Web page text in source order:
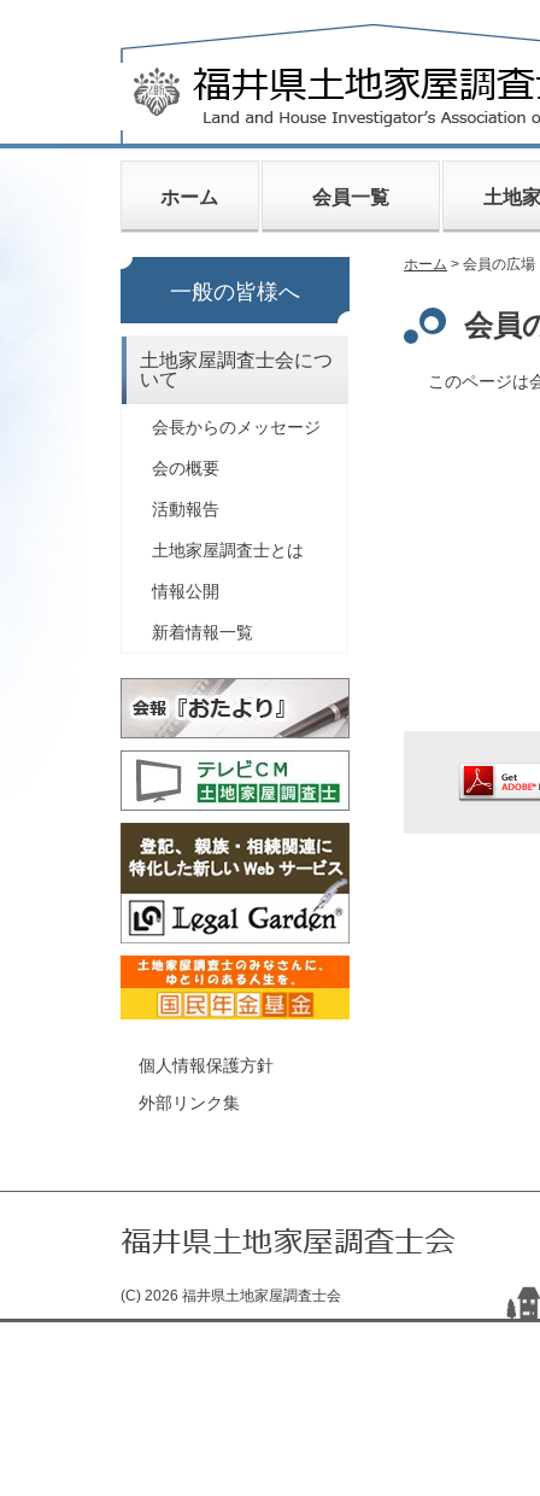
ホーム 会員一覧 土地
一般の皆様へ
土地家屋調査士会につ
いて
会長からのメッセージ
会の概要
活動報告
土地家屋調査士とは
情報公開
新着情報一覧
個人情報保護方針
外部リンク集
ホーム > 会員の広場
会員
このページは
(C) 2026 福井県土地家屋調査士会